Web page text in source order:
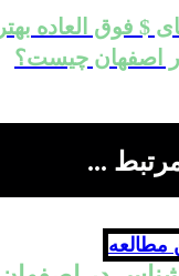
$ فوق العاده
اصفهان چیست؟
...